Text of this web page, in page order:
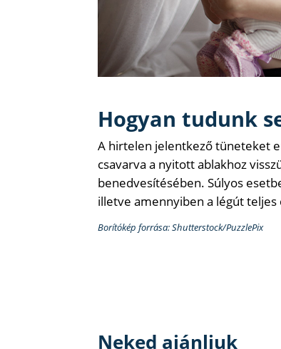
Hogyan tudunk
A hirtelen jelentkező tüneteket
csavarva a nyitott ablakhoz
benedvesítésében. Súlyos
illetve amennyiben a légút
Borítókép forrása: Shutterstock/PuzzlePix
Neked ajánljuk